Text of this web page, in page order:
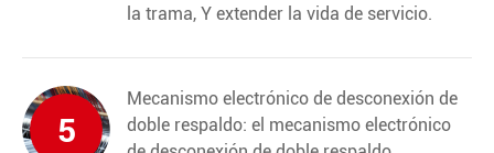
la trama, Y extender la vida de servicio.
5
Mecanismo electrónico de desconexión de
doble respaldo: el mecanismo electrónico